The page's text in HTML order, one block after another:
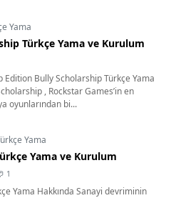
Yama
Türkçe Yama ve Kurulum
Edition Bully Scholarship Türkçe Yama
, Rockstar Games’in en
oyunlarından bi...
Yama
Yama ve Kurulum
1
Yama Hakkında Sanayi devriminin